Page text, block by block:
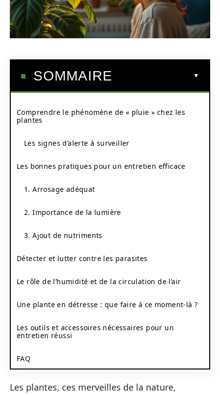
SOMMAIRE
Comprendre le phénomène de « pluie » chez les
plantes
Les signes d’alerte à surveiller
Les bonnes pratiques pour un entretien efficace
1. Arrosage adéquat
2. Importance de la lumière
3. Ajout de nutriments
Détecter et lutter contre les parasites
Le rôle de l’humidité et de la circulation de l’air
Une plante en détresse : que faire à ce moment-là ?
Les outils et accessoires nécessaires pour un
entretien réussi
FAQ
Les plantes, ces merveilles de la nature,